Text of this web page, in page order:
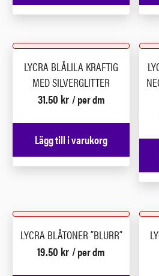
LYCRA BLÅLILA KRAFTIG
MED SILVERGLITTER
31.50 kr / per dm
Lägg till i varukorg
LYCRA BLÅTONER ”BLURR”
19.50 kr / per dm